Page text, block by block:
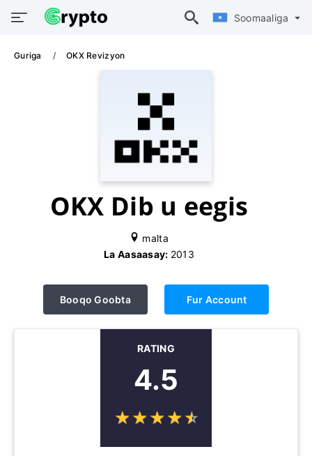
Soomaaliga
Guriga OKX Revizyon
OKX Dib u eegis
malta
La Aasaasay: 2013
Booqo Goobta Fur Account
RATING
4.5
☆☆☆☆☆
★★★★★